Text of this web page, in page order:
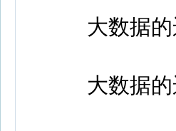
大数据的
大数据的